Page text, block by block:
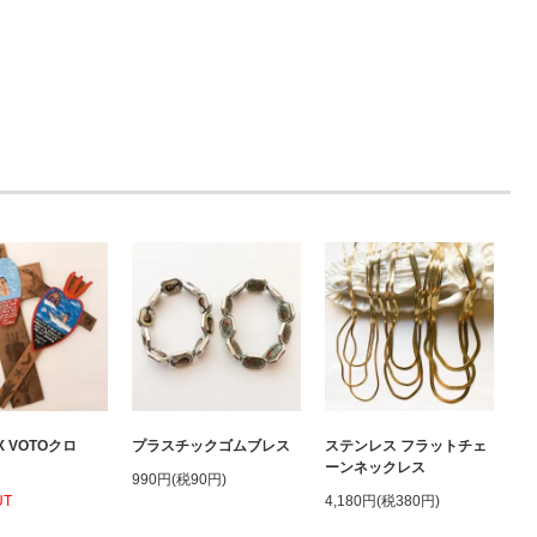
VOTOクロ
プラスチックゴムブレス
990円(税90円)
ステンレス フラットチェ
ーンネックレス
4,180円(税380円)